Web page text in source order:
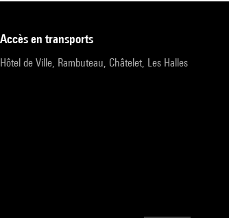
accès en transports
Hôtel de Ville, Rambuteau, Châtelet, Les Halles